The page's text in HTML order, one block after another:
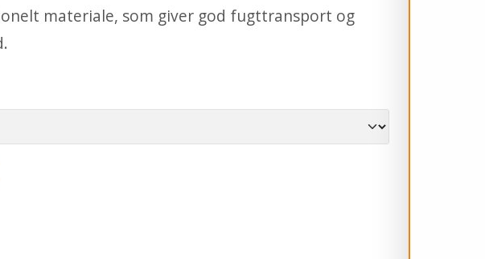
materiale, som giver god fugttransport og